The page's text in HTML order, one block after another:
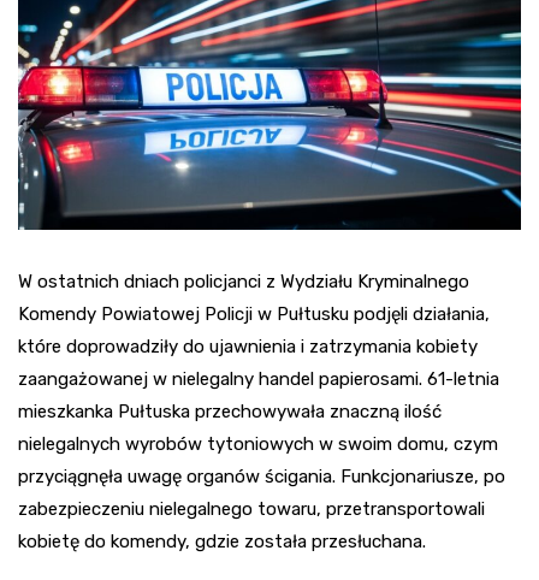
W ostatnich dniach policjanci z Wydziału Kryminalnego
Komendy Powiatowej Policji w Pułtusku podjęli działania,
które doprowadziły do ujawnienia i zatrzymania kobiety
zaangażowanej w nielegalny handel papierosami. 61-letnia
mieszkanka Pułtuska przechowywała znaczną ilość
nielegalnych wyrobów tytoniowych w swoim domu, czym
przyciągnęła uwagę organów ścigania. Funkcjonariusze, po
zabezpieczeniu nielegalnego towaru, przetransportowali
kobietę do komendy, gdzie została przesłuchana.